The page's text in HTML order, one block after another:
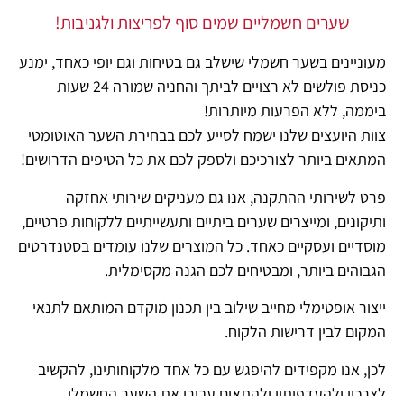
שערים חשמליים שמים סוף לפריצות ולגניבות!
מעוניינים בשער חשמלי שישלב גם בטיחות וגם יופי כאחד, ימנע
כניסת פולשים לא רצויים לביתך והחניה שמורה 24 שעות
ביממה, ללא הפרעות מיותרות!
צוות היועצים שלנו ישמח לסייע לכם בבחירת השער האוטומטי
המתאים ביותר לצורכיכם ולספק לכם את כל הטיפים הדרושים!
פרט לשירותי ההתקנה, אנו גם מעניקים שירותי אחזקה
ותיקונים, ומייצרים שערים ביתיים ותעשייתיים ללקוחות פרטיים,
מוסדיים ועסקיים כאחד. כל המוצרים שלנו עומדים בסטנדרטים
הגבוהים ביותר, ומבטיחים לכם הגנה מקסימלית.
ייצור אופטימלי מחייב שילוב בין תכנון מוקדם המותאם לתנאי
המקום לבין דרישות הלקוח.
לכן, אנו מקפידים להיפגש עם כל אחד מלקוחותינו, להקשיב